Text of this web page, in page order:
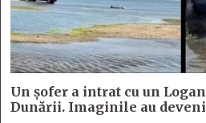
Un șofer a intrat cu un
Dunării. Imaginile au